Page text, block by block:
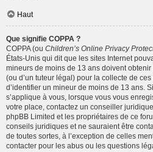
Haut
Que signifie COPPA ?
COPPA (ou Children’s Online Privacy
États-Unis qui dit que les sites Internet
mineurs de moins de 13 ans doivent
(ou d’un tuteur légal) pour la collecte de
d’identifier un mineur de moins de 13 ans.
s’applique à vous, lorsque vous vous
votre place, contactez un conseiller
phpBB Limited et les propriétaires de ce
conseils juridiques et ne sauraient être
de toutes sortes, à l’exception de celles
contacter pour les abus ou les questions